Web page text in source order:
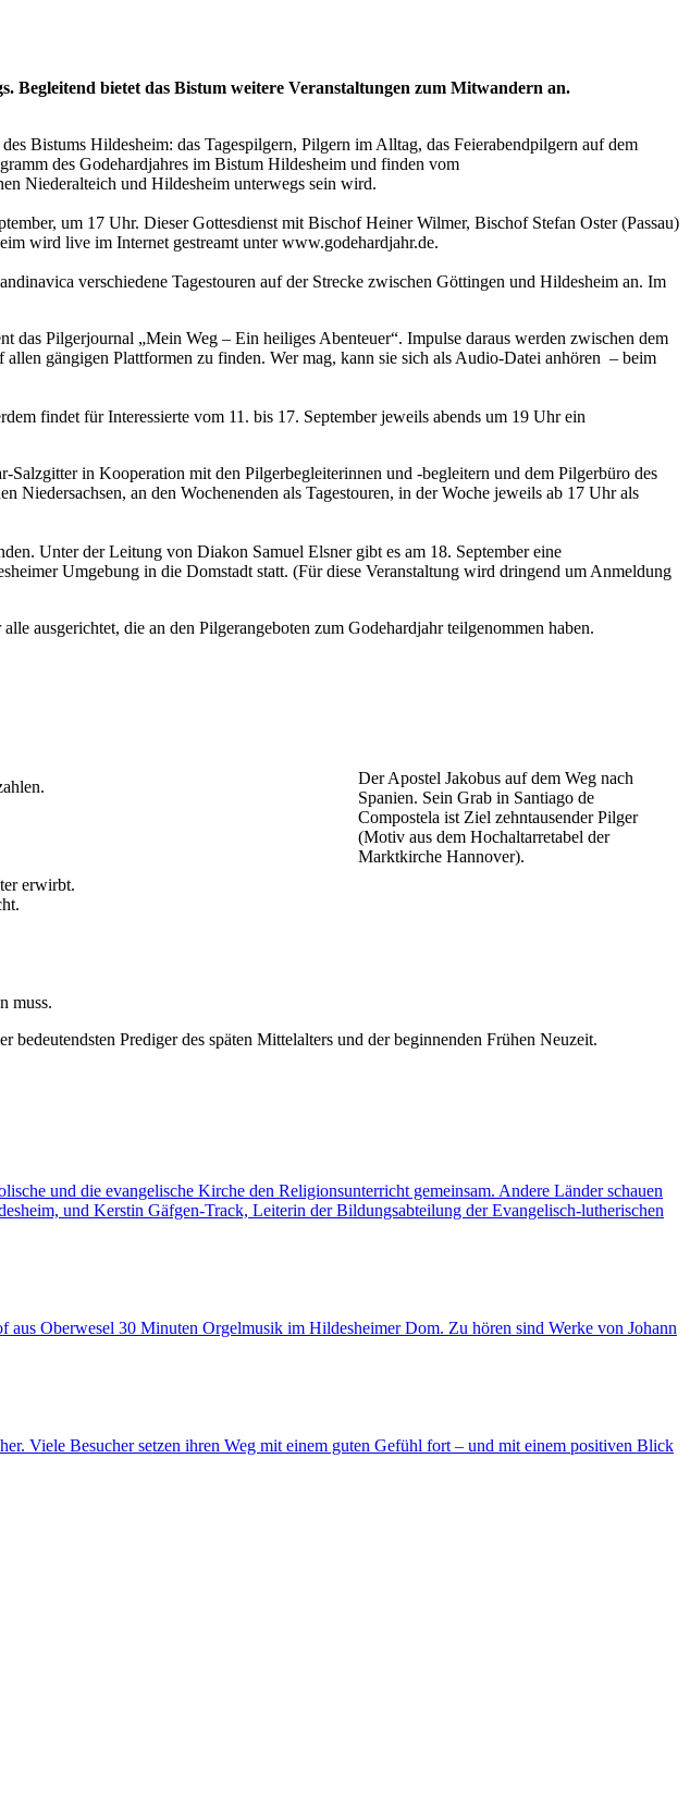
Begleitend bietet das Bistum weitere Veranstaltungen zum Mitwandern an.
Bistums Hildesheim: das Tagespilgern, Pilgern im Alltag, das Feierabendpilgern auf dem
des Godehardjahres im Bistum Hildesheim und finden vom
Niederalteich und Hildesheim unterwegs sein wird.
um 17 Uhr. Dieser Gottesdienst mit Bischof Heiner Wilmer, Bischof Stefan Oster (Passau)
wird live im Internet gestreamt unter www.godehardjahr.de.
verschiedene Tagestouren auf der Strecke zwischen Göttingen und Hildesheim an. Im
Pilgerjournal „Mein Weg – Ein heiliges Abenteuer“. Impulse daraus werden zwischen dem
gängigen Plattformen zu finden. Wer mag, kann sie sich als Audio-Datei anhören – beim
findet für Interessierte vom 11. bis 17. September jeweils abends um 19 Uhr ein
in Kooperation mit den Pilgerbegleiterinnen und -begleitern und dem Pilgerbüro des
Niedersachsen, an den Wochenenden als Tagestouren, in der Woche jeweils ab 17 Uhr als
Unter der Leitung von Diakon Samuel Elsner gibt es am 18. September eine
Umgebung in die Domstadt statt. (Für diese Veranstaltung wird dringend um Anmeldung
ausgerichtet, die an den Pilgerangeboten zum Godehardjahr teilgenommen haben.
Der Apostel Jakobus auf dem Weg nach
Spanien. Sein Grab in Santiago de
Compostela ist Ziel zehntausender Pilger
(Motiv aus dem Hochaltarretabel der
Marktkirche Hannover).
erwirbt.
muss.
Prediger des späten Mittelalters und der beginnenden Frühen Neuzeit.
und die evangelische Kirche den Religionsunterricht gemeinsam. Andere Länder schauen
und Kerstin Gäfgen-Track, Leiterin der Bildungsabteilung der Evangelisch-lutherischen
Oberwesel 30 Minuten Orgelmusik im Hildesheimer Dom. Zu hören sind Werke von Johann
Viele Besucher setzen ihren Weg mit einem guten Gefühl fort – und mit einem positiven Blick